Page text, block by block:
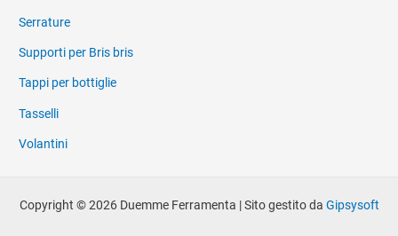
Serrature
Supporti per Bris bris
Tappi per bottiglie
Tasselli
Volantini
Copyright © 2026 Duemme Ferramenta | Sito gestito da Gipsysoft